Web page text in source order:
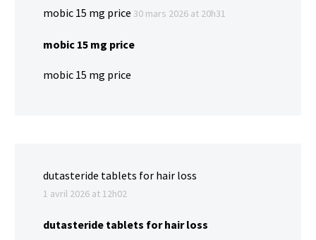
mobic 15 mg price 30 mars 2026 at 20h31
mobic 15 mg price
mobic 15 mg price
dutasteride tablets for hair loss
1 avril 2026 at 12h02
dutasteride tablets for hair loss